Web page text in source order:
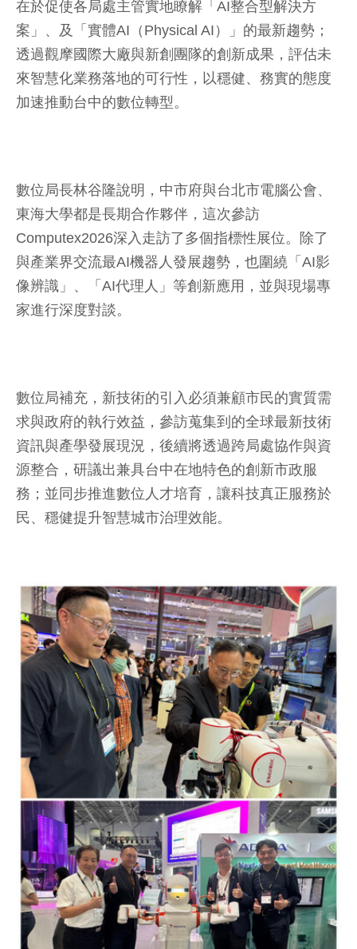
在於促使各局處主管實地瞭解「AI整合型解決方
案」、及「實體AI（Physical AI）」的最新趨勢；
透過觀摩國際大廠與新創團隊的創新成果，評估未
來智慧化業務落地的可行性，以穩健、務實的態度
加速推動台中的數位轉型。
數位局長林谷隆說明，中市府與台北市電腦公會、
東海大學都是長期合作夥伴，這次參訪
Computex2026深入走訪了多個指標性展位。除了
與產業界交流最AI機器人發展趨勢，也圍繞「AI影
像辨識」、「AI代理人」等創新應用，並與現場專
家進行深度對談。
數位局補充，新技術的引入必須兼顧市民的實質需
求與政府的執行效益，參訪蒐集到的全球最新技術
資訊與產學發展現況，後續將透過跨局處協作與資
源整合，研議出兼具台中在地特色的創新市政服
務；並同步推進數位人才培育，讓科技真正服務於
民、穩健提升智慧城市治理效能。